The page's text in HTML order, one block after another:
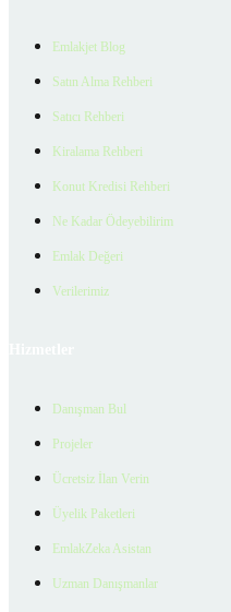
Emlakjet Blog
Satın Alma Rehberi
Satıcı Rehberi
Kiralama Rehberi
Konut Kredisi Rehberi
Ne Kadar Ödeyebilirim
Emlak Değeri
Verilerimiz
Danışman Bul
Projeler
Ücretsiz İlan Verin
Üyelik Paketleri
EmlakZeka Asistan
Uzman Danışmanlar